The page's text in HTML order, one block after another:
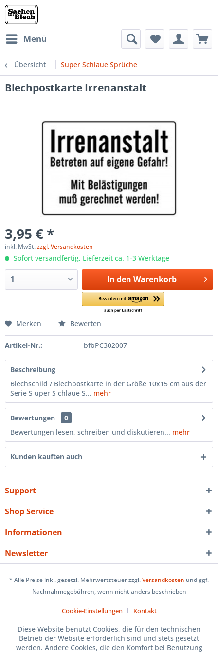
Menü
Übersicht Super Schlaue Sprüche
Blechpostkarte Irrenanstalt
3,95 € *
inkl. MwSt.zzgl. Versandkosten
Sofort versandfertig, Lieferzeit ca. 1-3 Werktage
In den Warenkorb
Merken Bewerten
Artikel-Nr.: bfbPC302007
Beschreibung
Blechschild / Blechpostkarte in der Größe 10x15 cm aus der
Serie S uper S chlaue S... mehr
Bewertungen
0
Bewertungen lesen, schreiben und diskutieren... mehr
Kunden kauften auch
Support
Shop Service
Informationen
Newsletter
* Alle Preise inkl. gesetzl. Mehrwertsteuer zzgl.Versandkosten und ggf.
Nachnahmegebühren, wenn nicht anders beschrieben
Cookie-Einstellungen Kontakt
Diese Website benutzt Cookies, die für den technischen
Betrieb der Website erforderlich sind und stets gesetzt
werden. Andere Cookies, die den Komfort bei Benutzung